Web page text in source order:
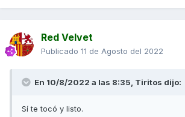
Red Velvet
Publicado 11 de Agosto del 2022
En 10/8/2022 a las 8:35, Tiritos dijo:
Sí te tocó y listo.